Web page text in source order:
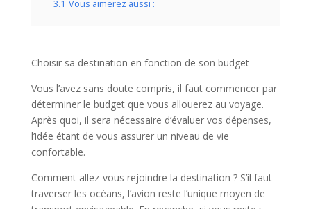
3.1 Vous aimerez aussi :
Choisir sa destination en fonction de son budget
Vous l’avez sans doute compris, il faut commencer par
déterminer le budget que vous allouerez au voyage.
Après quoi, il sera nécessaire d’évaluer vos dépenses,
l’idée étant de vous assurer un niveau de vie
confortable.
Comment allez-vous rejoindre la destination ? S’il faut
traverser les océans, l’avion reste l’unique moyen de